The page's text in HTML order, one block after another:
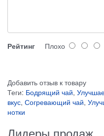
Рейтинг Плохо
Добавить отзыв к товару
Теги: Бодрящий чай,
вкус, Согревающий чай,
нотки